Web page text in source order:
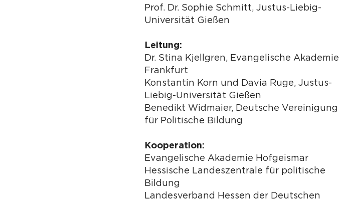
Prof. Dr. Sophie Schmitt, Justus-Liebig-
Universität Gießen
Leitung:
Dr. Stina Kjellgren, Evangelische Akademie
Frankfurt
Konstantin Korn und Davia Ruge, Justus-
Liebig-Universität Gießen
Benedikt Widmaier, Deutsche Vereinigung
für Politische Bildung
Kooperation:
Evangelische Akademie Hofgeismar
Hessische Landeszentrale für politische
Bildung
Landesverband Hessen der Deutschen